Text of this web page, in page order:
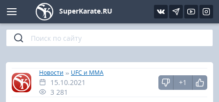
SuperKarate.RU
Главная
»
Новости » UFC и MMA
15.10.2021
3 281
+1
Киокушинкай
Кёкусин (IFK)
Шинкиокушинкай
Фото
Видео
Интервью
Статьи
Уроки каратэ
Файлы
Библиотека